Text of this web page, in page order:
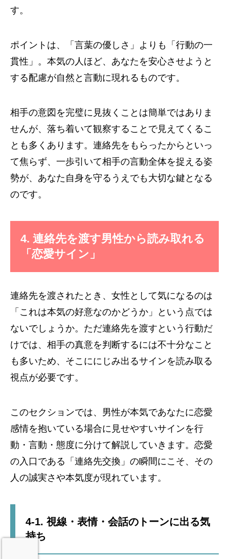
す。
ポイントは、「言葉の優しさ」よりも「行動の一
貫性」。本気の人ほど、あなたを安心させようと
する配慮が自然と言動に現れるものです。
相手の意図を完璧に見抜くことは簡単ではありま
せんが、落ち着いて観察することで見えてくるこ
とも多くあります。連絡先をもらったからといっ
て焦らず、一歩引いて相手の言動全体を捉える姿
勢が、あなた自身を守るうえでも大切な鍵となる
のです。
4. 連絡先を渡す男性から読み取れる
「恋愛サイン」
連絡先を渡されたとき、女性として気になるのは
「これは本気の好意なのかどうか」という点では
ないでしょうか。ただ連絡先を渡すという行動だ
けでは、相手の真意を判断するには不十分なこと
も多いため、そこににじみ出るサインを読み取る
視点が必要です。
このセクションでは、男性が本気であなたに恋愛
感情を抱いている場合に見せやすいサインを行
動・言動・態度に分けて解説していきます。恋愛
の入口である「連絡先交換」の瞬間にこそ、その
人の誠実さや本気度が現れています。
4-1. 視線・表情・会話のトーンに出る気
持ち